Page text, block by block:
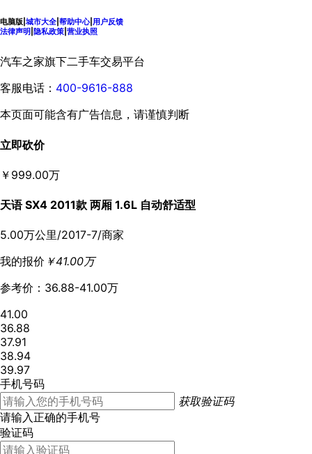
电脑版| 城市大全 帮助中心| 用户反馈
法律声明 隐私政策 营业执照
汽车之家旗下二手车交易平台
客服电话： 400-9616-888
本页面可能含有广告信息，请谨慎判断
立即砍价
￥999.00万
天语 SX4 2011款 两厢 1.6L 自动舒适型
5.00万公里/2017-7/商家
我的报价 ￥41.00万
参考价：36.88-41.00万
41.00
36.88
37.91
38.94
39.97
手机号码
获取验证码
请输入正确的手机号
验证码